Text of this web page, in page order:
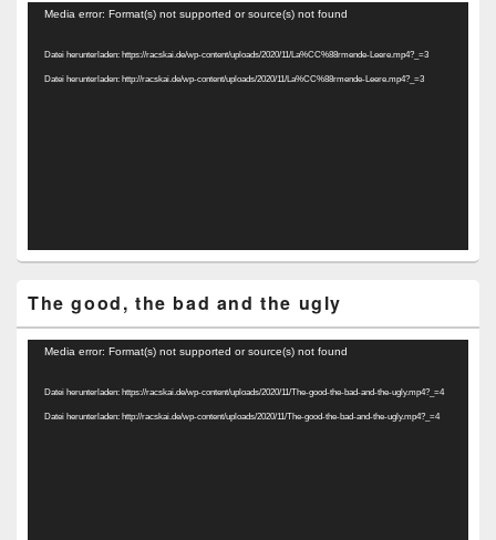
Video-
Media error: Format(s) not supported or source(s) not found
Datei herunterladen: https://racskai.de/wp-content/uploads/2020/11/La%CC%88rmende-Leere.mp4?_=3
Datei herunterladen: http://racskai.de/wp-content/uploads/2020/11/La%CC%88rmende-Leere.mp4?_=3
The good, the bad and the ugly
Video-
Media error: Format(s) not supported or source(s) not found
Datei herunterladen: https://racskai.de/wp-content/uploads/2020/11/The-good-the-bad-and-the-ugly.mp4?_=4
Datei herunterladen: http://racskai.de/wp-content/uploads/2020/11/The-good-the-bad-and-the-ugly.mp4?_=4